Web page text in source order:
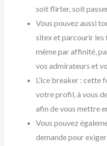
soit flirter, soit
Vous pouvez aussi
sitex et parcourir les
même par affinité,
vos admirateurs et
L’ice breaker : cette
votre profil, à vous
afin de vous mettre
Vous pouvez
demande pour